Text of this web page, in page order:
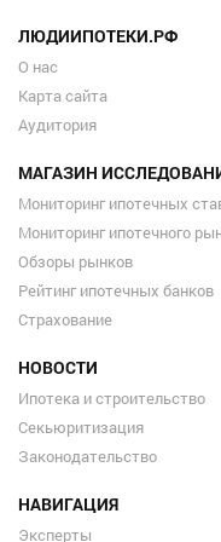
ЛЮДИИПОТЕКИ.РФ
О нас
Карта сайта
Аудитория
МАГАЗИН
Мониторинг ипотечных
Мониторинг ипотечного
Обзоры рынков
Рейтинг ипотечных банков
Страхование
НОВОСТИ
Ипотека и строительство
Секьюритизация
Законодательство
НАВИГАЦИЯ
Эксперты